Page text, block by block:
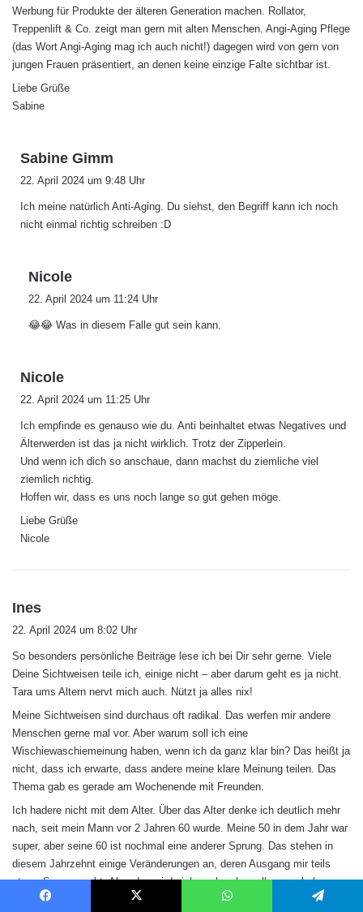
Werbung für Produkte der älteren Generation machen. Rollator,
Treppenlift & Co. zeigt man gern mit alten Menschen. Angi-Aging Pflege
(das Wort Angi-Aging mag ich auch nicht!) dagegen wird von gern von
jungen Frauen präsentiert, an denen keine einzige Falte sichtbar ist.
Liebe Grüße
Sabine
Sabine Gimm
t
:
22. April 2024 um 9:48 Uhr
Ich meine natürlich Anti-Aging. Du siehst, den Begriff kann ich noch
nicht einmal richtig schreiben :D
Nicole
t
22. April 2024 um 11:24 Uhr
😂😂 Was in diesem Falle gut sein kann.
Nicole
t
:
22. April 2024 um 11:25 Uhr
Ich empfinde es genauso wie du. Anti beinhaltet etwas Negatives und
Älterwerden ist das ja nicht wirklich. Trotz der Zipperlein.
Und wenn ich dich so anschaue, dann machst du ziemliche viel
ziemlich richtig.
Hoffen wir, dass es uns noch lange so gut gehen möge.
Liebe Grüße
Nicole
Ines
t
:
22. April 2024 um 8:02 Uhr
So besonders persönliche Beiträge lese ich bei Dir sehr gerne. Viele
Deine Sichtweisen teile ich, einige nicht – aber darum geht es ja nicht.
Tara ums Altern nervt mich auch. Nützt ja alles nix!
Meine Sichtweisen sind durchaus oft radikal. Das werfen mir andere
Menschen gerne mal vor. Aber warum soll ich eine
Wischiewaschiemeinung haben, wenn ich da ganz klar bin? Das heißt ja
nicht, dass ich erwarte, dass andere meine klare Meinung teilen. Das
Thema gab es gerade am Wochenende mit Freunden.
Ich hadere nicht mit dem Alter. Über das Alter denke ich deutlich mehr
nach, seit mein Mann vor 2 Jahren 60 wurde. Meine 50 in dem Jahr war
super, aber seine 60 ist nochmal eine anderer Sprung. Das stehen in
diesem Jahrzehnt einige Veränderungen an, deren Ausgang mir teils
etwas Sorge macht. Aber das wird sich auch schon alles regeln lassen.
Denn eins habe ich in 52 Jahren gelernt: Es gibt immer eine Lösung.